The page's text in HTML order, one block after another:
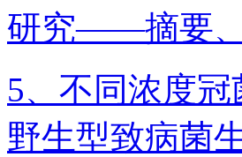
研究——摘要
5、不同浓度
野生型致病菌